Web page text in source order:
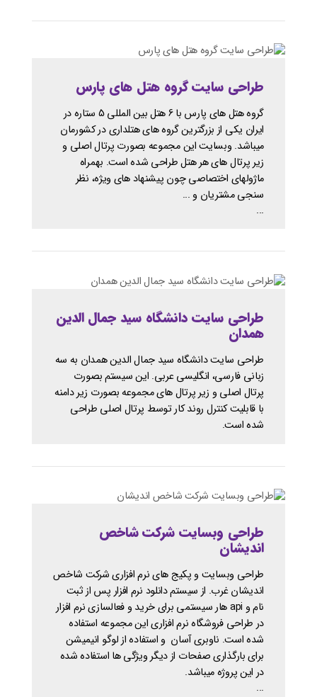
طراحی سایت گروه هتل های پارس
گروه هتل های پارس با 6 هتل بین المللی 5 ستاره در
ایران یکی از بزرگترین گروه های هتلداری در کشورمان
میباشد. وبسایت این مجموعه بصورت پرتال اصلی و
زیر پرتال های هر هتل طراحی شده است. بهمراه
ماژولهای اختصاصی چون پیشنهاد های ویژه، نظر
سنجی مشتریان و ...
...
طراحی سایت دانشگاه سید جمال الدین
همدان
طراحی سایت دانشگاه سید جمال الدین همدان به سه
زبانی فارسی، انگلیسی عربی. این سیستم بصورت
پرتال اصلی و زیر پرتال های مجموعه بصورت زیر دامنه
با قابلیت کنترل روند کار توسط پرتال اصلی طراحی
شده است.
طراحی وبسایت شرکت شاخص
اندیشان
طراحی وبسایت و پکیج های نرم افزاری شرکت شاخص
اندیشان غرب. از سیستم دانلود نرم افزار پس از ثبت
نام و api هار سیستمی برای خرید و فعالسازی نرم افزار
در طراحی فروشگاه نرم افزاری این مجموعه استفاده
شده است. ناوبری آسان و استفاده از لوگو انیمیشن
برای بارگذاری صفحات از دیگر ویژگی ها استفاده شده
در این پروژه میباشد.
...